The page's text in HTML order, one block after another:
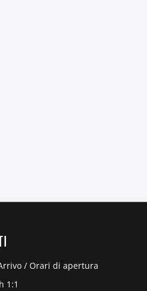
/ Orari di apertura
1:1